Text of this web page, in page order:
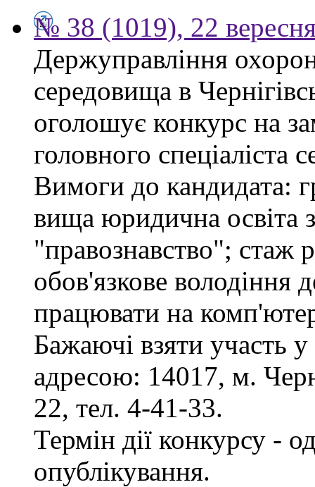
№ 38 (1019), 22
Держуправління
середовища в
оголошує конкурс на
головного спеціаліста
Вимоги до кандидата:
вища юридична освіта
"правознавство"; стаж
обов'язкове
працювати на
Бажаючі взяти участь
адресою: 14017, м.
22, тел. 4-41-33.
Термін дії конкурсу -
опублікування.